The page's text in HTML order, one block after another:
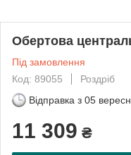
Обертова
Під замовлення
Код: 89055
Роздріб
Відправка з 05
11 309 ₴